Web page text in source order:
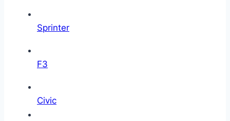
Sprinter
F3
Civic